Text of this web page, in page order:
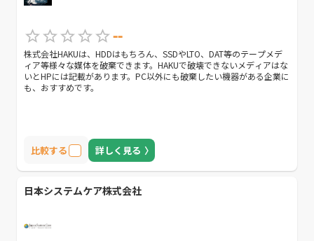
--
株式会社HAKUは、HDDはもちろん、SSDやLTO、DAT等のテープメデ
ィア等様々な媒体を破棄できます。HAKUで破壊できないメディアはな
いとHPには記載があります。PC以外にも破棄したい機器がある企業に
も、おすすめです。
比較する 詳しく見る
⽇本システムケア株式会社